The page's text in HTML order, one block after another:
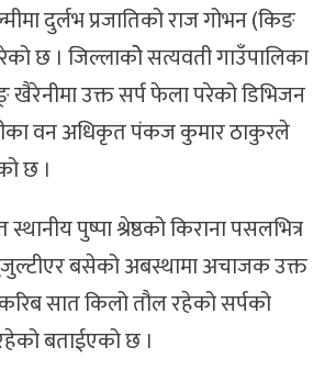
दुर्लभ प्रजातिको राज गोभन (किङ
छ । जिल्लाकोे सत्यवती गाउँपालिका
खैरेनीमा उक्त सर्प फेला परेको डिभिजन
वन अधिकृत पंकज कुमार ठाकुरले
छ ।
पुष्पा श्रेष्ठको किराना पसलभित्र
बसेको अबस्थामा अचाजक उक्त
सात किलो तौल रहेको सर्पको
बताईएको छ ।